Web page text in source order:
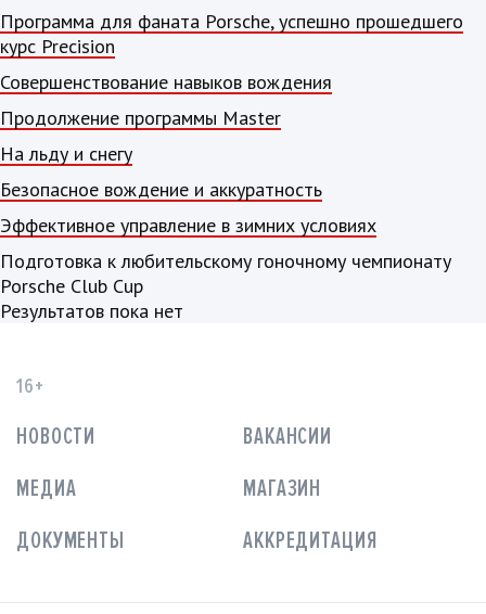
Программа для фаната Porsche, успешно прошедшего
курс Precision
Совершенствование навыков вождения
Продолжение программы Master
На льду и снегу
Безопасное вождение и аккуратность
Эффективное управление в зимних условиях
Подготовка к любительскому гоночному чемпионату
Porsche Club Cup
Результатов пока нет
16+
НОВОСТИ
ВАКАНСИИ
МЕДИА
МАГАЗИН
ДОКУМЕНТЫ
АККРЕДИТАЦИЯ